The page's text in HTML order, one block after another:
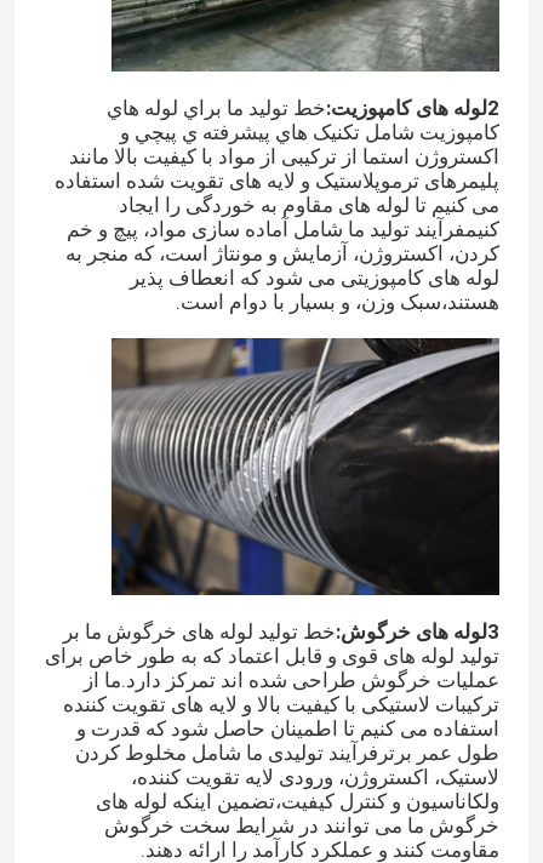
محصولات
فیلم های
دربارهی ما
2لوله های کامپوزیت:
خط توليد ما براي لوله هاي
کامپوزيت شامل تکنیک هاي پيشرفته ي پيچي و
اکستروژن استما از ترکیبی از مواد با کیفیت بالا مانند
پلیمرهای ترموپلاستیک و لایه های تقویت شده استفاده
می کنیم تا لوله های مقاوم به خوردگی را ایجاد
کنیمفرآیند تولید ما شامل آماده سازی مواد، پیچ و خم
کردن، اکستروژن، آزمایش و مونتاژ است، که منجر به
لوله های کامپوزیتی می شود که انعطاف پذیر
هستند،سبک وزن، و بسیار با دوام است.
3لوله های خرگوش:
خط تولید لوله های خرگوش ما بر
تولید لوله های قوی و قابل اعتماد که به طور خاص برای
عملیات خرگوش طراحی شده اند تمرکز دارد.ما از
ترکیبات لاستیکی با کیفیت بالا و لایه های تقویت کننده
استفاده می کنیم تا اطمینان حاصل شود که قدرت و
طول عمر برترفرآیند تولیدی ما شامل مخلوط کردن
لاستیک، اکستروژن، ورودی لایه تقویت کننده،
ولکاناسیون و کنترل کیفیت،تضمین اینکه لوله های
خرگوش ما می توانند در شرایط سخت خرگوش
مقاومت کنند و عملکرد کارآمد را ارائه دهند.